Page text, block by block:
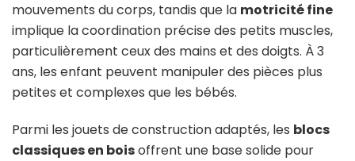
mouvements du corps, tandis que la motricité fine
implique la coordination précise des petits muscles,
particulièrement ceux des mains et des doigts. À 3
ans, les enfant peuvent manipuler des pièces plus
petites et complexes que les bébés.
Parmi les jouets de construction adaptés, les blocs
classiques en boisoffrent une base solide pour